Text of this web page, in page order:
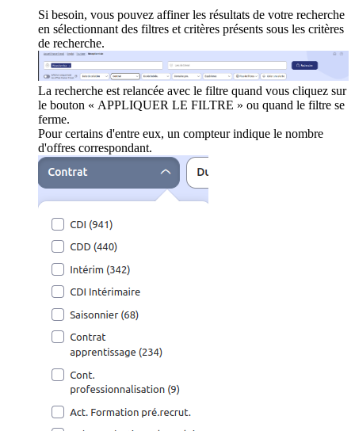
Si besoin, vous pouvez affiner les résultats de votre recherche
en sélectionnant des filtres et critères présents sous les critères
de recherche.
La recherche est relancée avec le filtre quand vous cliquez sur
le bouton « APPLIQUER LE FILTRE » ou quand le filtre se
ferme.
Pour certains d'entre eux, un compteur indique le nombre
d'offres correspondant.